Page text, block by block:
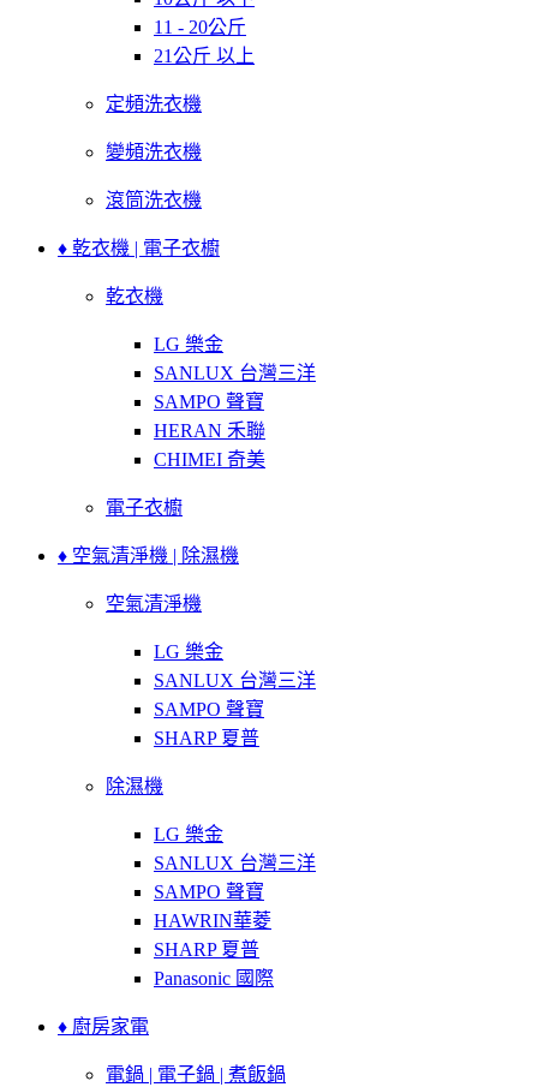
11 - 20公斤
21公斤 以上
定頻洗衣機
變頻洗衣機
滾筒洗衣機
♦ 乾衣機 | 電子衣櫥
乾衣機
LG 樂金
SANLUX 台灣三洋
SAMPO 聲寶
HERAN 禾聯
CHIMEI 奇美
電子衣櫥
♦ 空氣清淨機 | 除濕機
空氣清淨機
LG 樂金
SANLUX 台灣三洋
SAMPO 聲寶
SHARP 夏普
除濕機
LG 樂金
SANLUX 台灣三洋
SAMPO 聲寶
HAWRIN華菱
SHARP 夏普
Panasonic 國際
♦ 廚房家電
電鍋 | 電子鍋 | 煮飯鍋